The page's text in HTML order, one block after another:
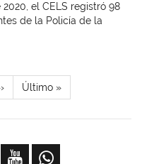
el CELS registró 98
de la Policía de la
Última
página
Último »